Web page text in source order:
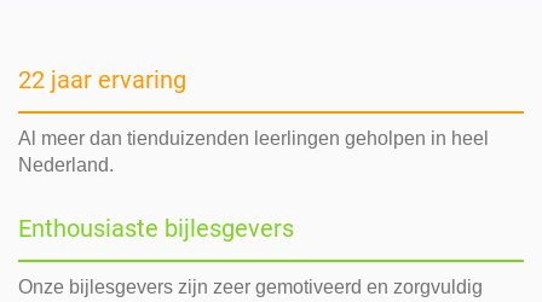
22 jaar ervaring
Al meer dan tienduizenden leerlingen geholpen in heel
Nederland.
Enthousiaste bijlesgevers
Onze bijlesgevers zijn zeer gemotiveerd en zorgvuldig